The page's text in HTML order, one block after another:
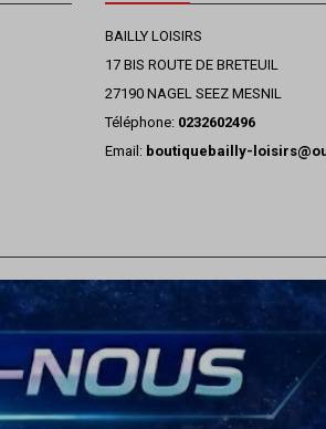
BAILLY LOISIRS
17 BIS ROUTE DE BRETEUIL
27190 NAGEL SEEZ MESNIL
Téléphone: 0232602496
Email: boutiquebailly-